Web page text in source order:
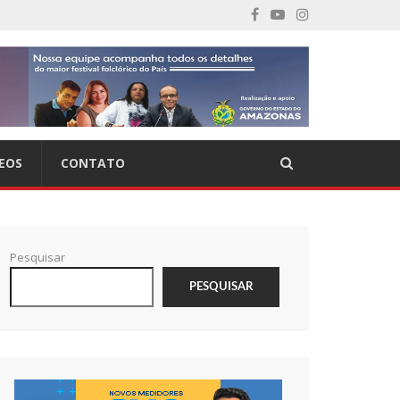
CONTATO
Pesquisar
PESQUISAR